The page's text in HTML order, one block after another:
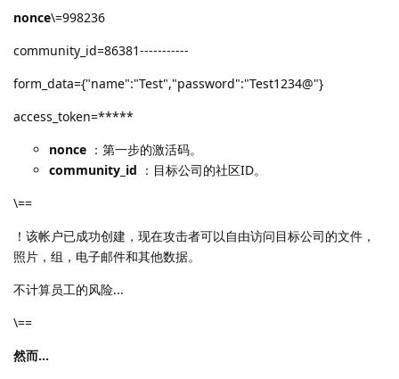
nonce\=998236
community_id=86381-----------
form_data={"name":"Test","password":"Test1234@"}
access_token=*****
nonce ：第一步的激活码。
community_id ：目标公司的社区ID。
\==
！该帐户已成功创建，现在攻击者可以自由访问目标公司的文件，
照片，组，电子邮件和其他数据。
不计算员工的风险...
\==
然而…